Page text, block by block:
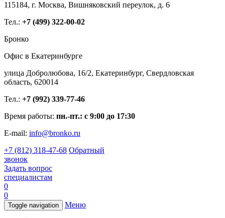
115184, г. Москва, Вишняковский переулок, д. 6
Тел.: +7 (499) 322-00-02
Бронко
Офис в Екатеринбурге
улица Добролюбова, 16/2, Екатеринбург, Свердловская
область, 620014
Тел.: +7 (992) 339-77-46
Время работы: пн.-пт.: с 9:00 до 17:30
E-mail: info@bronko.ru
+7 (812) 318-47-68 Обратный
звонок
Задать вопрос
специалистам
0
0
Toggle navigation Меню